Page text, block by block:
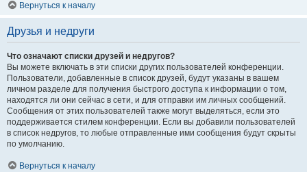
Вернуться к началу
Друзья и недруги
Что означают списки друзей и недругов?
Вы можете включать в эти списки других пользователей конференции.
Пользователи, добавленные в список друзей, будут указаны в вашем
личном разделе для получения быстрого доступа к информации о том,
находятся ли они сейчас в сети, и для отправки им личных сообщений.
Сообщения от этих пользователей также могут выделяться, если это
поддерживается стилем конференции. Если вы добавили пользователей
в список недругов, то любые отправленные ими сообщения будут скрыты
по умолчанию.
Вернуться к началу